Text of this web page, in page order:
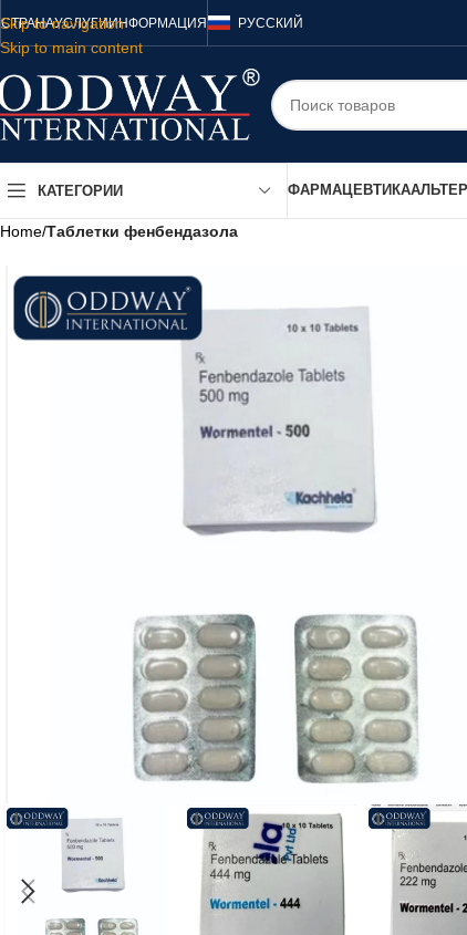
Skip to navigation
Skip to main content
СТРАНАУСЛУГИИНФОРМАЦИЯ РУССКИЙ
КАТЕГОРИИ ФАРМАЦЕВТИКА
Home/Таблетки фенбендазола